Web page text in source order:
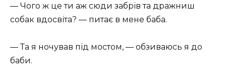
— Чого ж це ти аж сюди забрів та дражниш
собак вдосвіта? — питає в мене баба.
— Та я ночував під мостом, — обзиваюсь я до
баби.